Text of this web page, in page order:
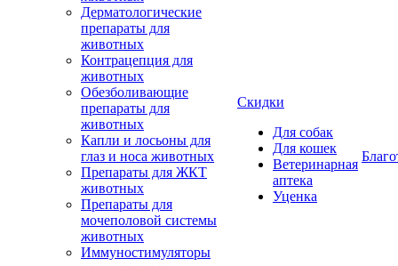
Дерматологические
препараты для
животных
Контрацепция для
животных
Обезболивающие
препараты для
животных
Капли и лосьоны для
глаз и носа животных
Препараты для ЖКТ
животных
Препараты для
мочеполовой системы
животных
Иммуностимуляторы
Скидки
Для собак
Для кошек
Ветеринарная
аптека
Уценка